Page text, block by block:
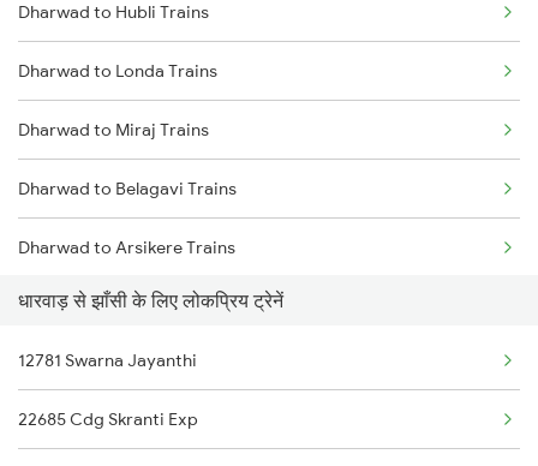
Delhi to Jammu Trains
Mumbai to Delhi Trains
Mumbai to Goa Trains
Chennai to Coimbatore Trains
Dharwad to Hubli Trains
Dharwad to Londa Trains
Dharwad to Miraj Trains
Dharwad to Belagavi Trains
Dharwad to Arsikere Trains
Dharwad to Alnavar Trains
Dharwad to Tholahunase Trains
Dharwad to Haveri Trains
धारवाड़ से झाँसी के लिए लोकप्रिय ट्रेनें
12781 Swarna Jayanthi
22685 Cdg Skranti Exp